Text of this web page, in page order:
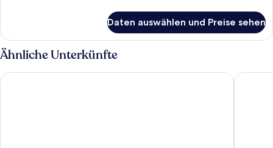
Bedroom
Apartment
Daten auswählen und Preise sehen
Ähnliche Unterkünfte
Bahía Blanca